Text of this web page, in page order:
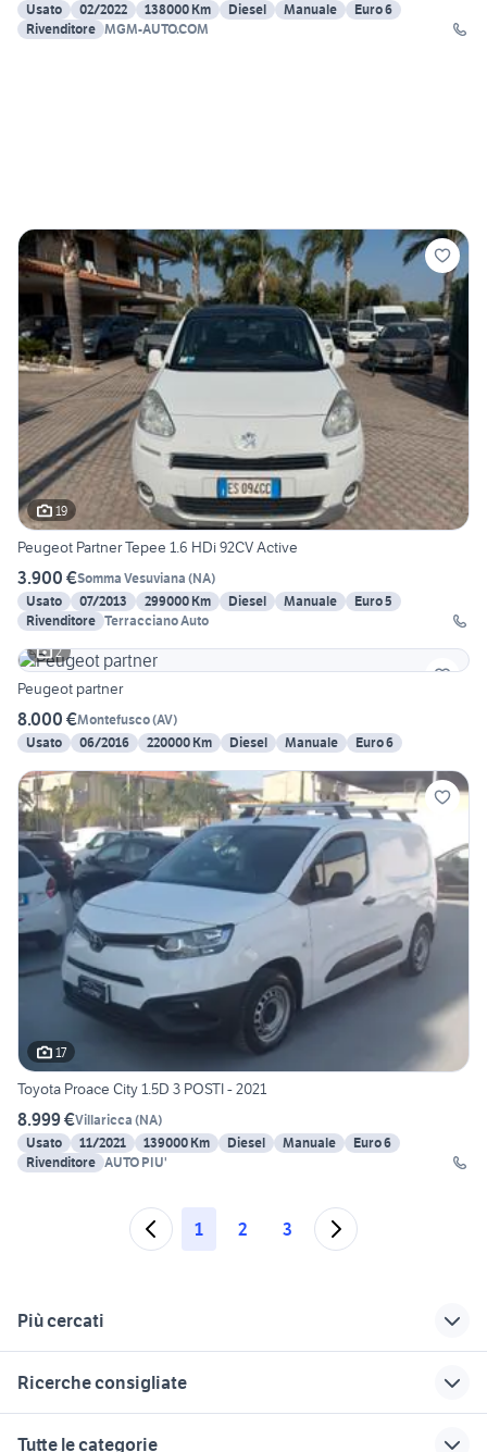
Usato
02/2022 138000 Km Diesel Manuale
Euro 6
Rivenditore MGM-AUTO.COM
19
Peugeot Partner Tepee 1.6 HDi 92CV Active
3.900 €Somma Vesuviana (NA)
Usato
07/2013 299000 Km Diesel Manuale
Euro 5
Rivenditore Terracciano Auto
2
Peugeot partner
8.000 €Montefusco(AV)
Usato
06/2016 220000 Km Diesel Manuale Euro 6
17
Toyota Proace City 1.5D 3 POSTI - 2021
8.999 €Villaricca (NA)
Usato
11/2021 139000 Km Diesel Manuale
Euro 6
Rivenditore AUTO PIU'
1 2 3
Più cercati
peugeot 107 Napoli
Ricerche consigliate
Tutte le categorie